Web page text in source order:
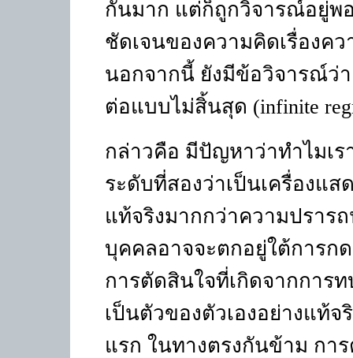
กันมาก แต่ก็ถูกวิจารณ์อยู่พ
ชัดเจนของความคิดเรื่องค
นอกจากนี้ ยังมีข้อวิจารณ์ว่
ต่อแบบไม่สิ้นสุด (infinite
กล่าวคือ มีปัญหาว่าทำไมเ
ระดับที่สองว่าเป็นเครื่องแส
แท้จริงมากกว่าความปราร
บุคคลอาจจะตกอยู่ใต้การก
การตัดสินใจที่เกิดจากการ
เป็นตัวของตัวเองอย่างแท้
แรก ในทางตรงกันข้าม กา